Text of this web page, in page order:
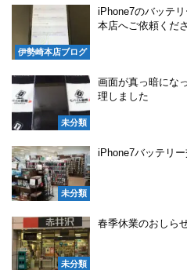
伊勢崎本店ブログ
iPhone7のバッテ
本店へご依頼くだ
未分類
画面が真っ暗にな
理しました
未分類
iPhone7バッテリ
未分類
春季休業のおしら